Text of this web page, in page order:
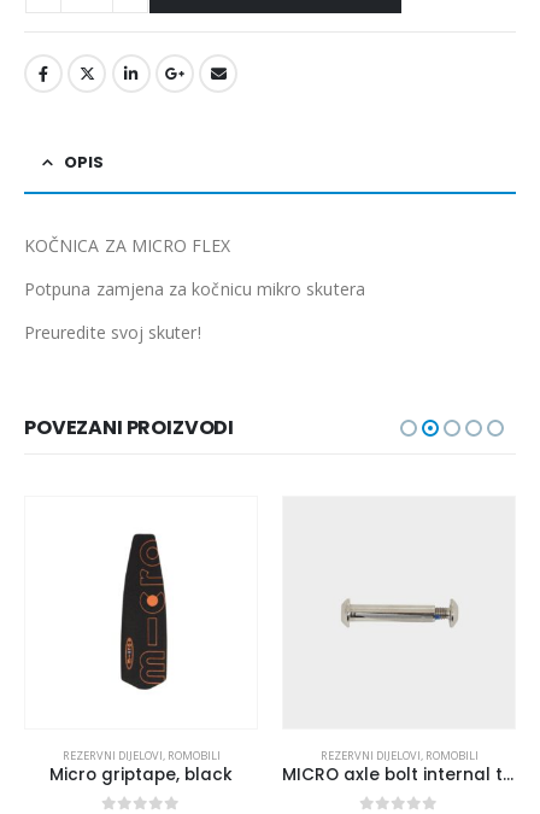
OPIS
KOČNICA ZA MICRO FLEX
Potpuna zamjena za kočnicu mikro skutera
Preuredite svoj skuter!
POVEZANI PROIZVODI
REZERVNI DIJELOVI, ROMOBILI
Micro griptape, black
REZERVNI DIJELOVI, ROMOBILI
MICRO axle bolt internal thread, 62 mm